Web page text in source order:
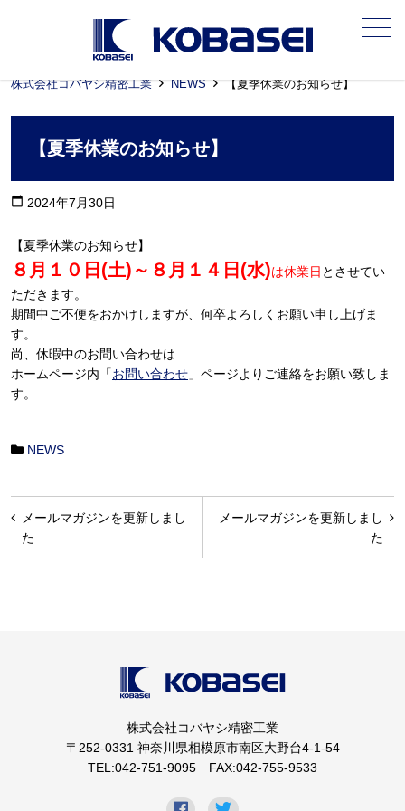
メニュー
株式会社コバヤシ精密工業 NEWS 【夏季休業のお知らせ】
【夏季休業のお知らせ】
calendar_today 2024年7月30日
【夏季休業のお知らせ】
８月１０日(土)～８月１４日(水)は休業日 とさせてい
ただきます。
期間中ご不便をおかけしますが、何卒よろしくお願い申し上げま
す。
尚、休暇中のお問い合わせは
ホームページ内「お問い合わせ 」ページよりご連絡をお願い致しま
す。
NEWS
投
稿
メールマガジンを更新しまし
た
メールマガジンを更新しまし
た
株式会社コバヤシ精密工業
〒252-0331 神奈川県相模原市南区大野台4-1-54
TEL:042-751-9095 FAX:042-755-9533